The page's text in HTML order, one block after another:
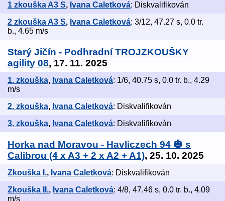
1 zkouška A3 S, Ivana Caletková: Diskvalifikován
2 zkouška A3 S, Ivana Caletková: 3/12, 47.27 s, 0.0 tr.
b., 4.65 m/s
Starý Jičín - Podhradní TROJZKOUŠKY
agility 08, 17. 11. 2025
1. zkouška, Ivana Caletková: 1/6, 40.75 s, 0.0 tr. b., 4.29
m/s
2. zkouška, Ivana Caletková: Diskvalifikován
3. zkouška, Ivana Caletková: Diskvalifikován
Horka nad Moravou - Havliczech 94 🎃 s
Calibrou (4 x A3 + 2 x A2 + A1), 25. 10. 2025
Zkouška I., Ivana Caletková: Diskvalifikován
Zkouška II., Ivana Caletková: 4/8, 47.46 s, 0.0 tr. b., 4.09
m/s